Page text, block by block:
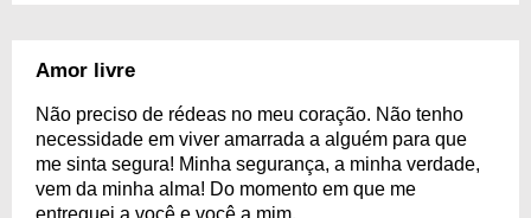
Amor livre
Não preciso de rédeas no meu coração. Não tenho
necessidade em viver amarrada a alguém para que
me sinta segura! Minha segurança, a minha verdade,
vem da minha alma! Do momento em que me
entreguei a você e você a mim.